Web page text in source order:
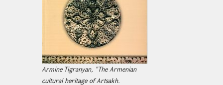
Armine Tigranyan, "The Armenian
cultural heritage of Artsakh.